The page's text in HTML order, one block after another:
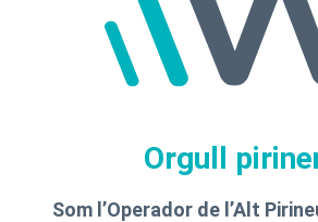
Orgull
Som l’Operador de l’Alt